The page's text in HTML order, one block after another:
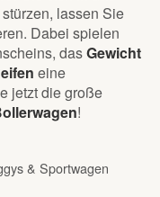
lassen Sie
Dabei spielen
dasGewicht
eine
jetzt die große
!